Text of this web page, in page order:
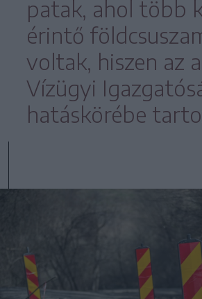
patak, ahol több
érintő
voltak, hiszen az
Vízügyi
hatáskörébe